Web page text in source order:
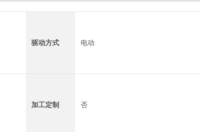
驱动方式 电动
加工定制 否